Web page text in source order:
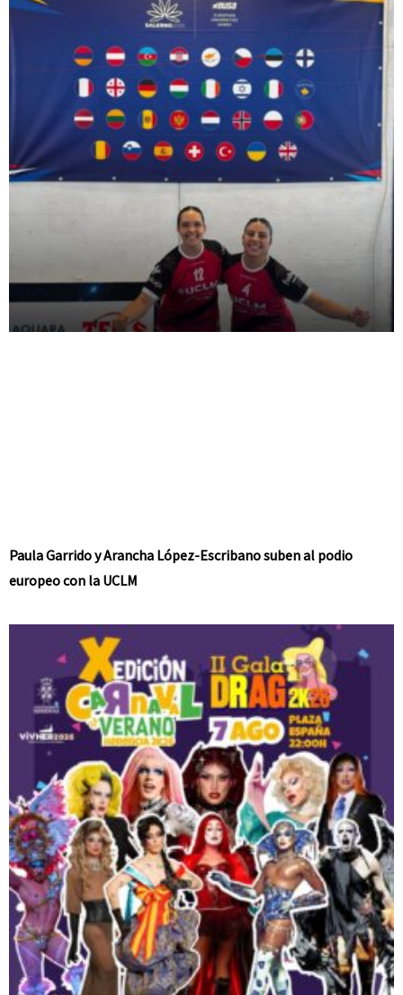
Paula Garrido y Arancha López-Escribano suben al podio
europeo con la UCLM